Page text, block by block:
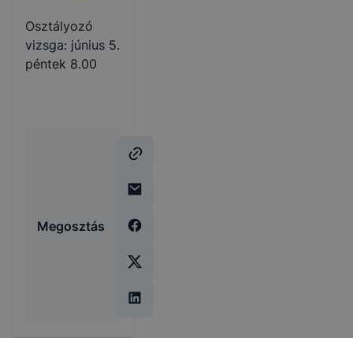
Osztályozó
vizsga: június 5.
péntek 8.00
Megosztás